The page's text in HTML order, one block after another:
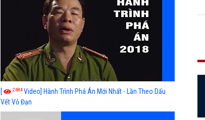
[ 2684Video] Hành Trình Phá Án Mới Nhất - Lần Theo Dấu
Vết Vỏ Đạn